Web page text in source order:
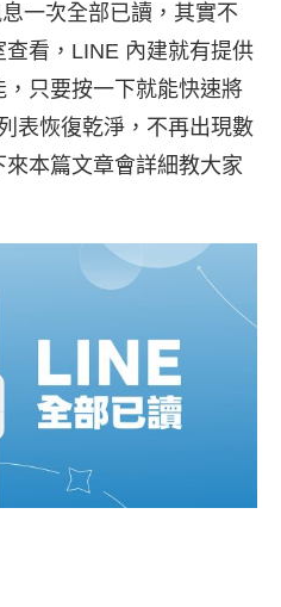
一次全部已讀，其實不
看，LINE 內建就有提供
，只要按一下就能快速將
表恢復乾淨，不再出現數
本篇文章會詳細教大家